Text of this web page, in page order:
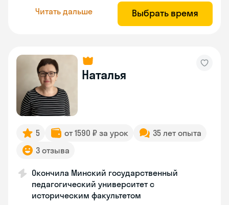
Читать дальше Выбрать время
Наталья
5 от 1590 ₽ за урок
35 лет опыта
3 отзыва
Окончила Минский государственный
педагогический университет с
историческим факультетом